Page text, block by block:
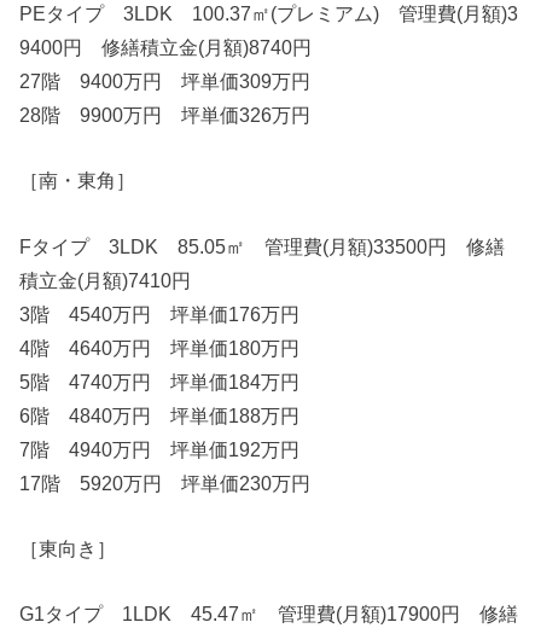
PEタイプ 3LDK 100.37㎡(プレミアム) 管理費(月額)3
9400円 修繕積立金(月額)8740円
27階 9400万円 坪単価309万円
28階 9900万円 坪単価326万円
［南・東角］
Fタイプ 3LDK 85.05㎡ 管理費(月額)33500円 修繕
積立金(月額)7410円
3階 4540万円 坪単価176万円
4階 4640万円 坪単価180万円
5階 4740万円 坪単価184万円
6階 4840万円 坪単価188万円
7階 4940万円 坪単価192万円
17階 5920万円 坪単価230万円
［東向き］
G1タイプ 1LDK 45.47㎡ 管理費(月額)17900円 修繕